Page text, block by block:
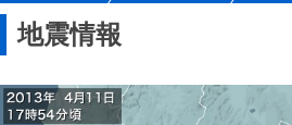
地震情報